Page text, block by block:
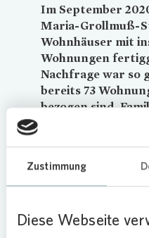
Zustimmung
Diese Webseite
Im September
Maria-Grollmuß-
Wohnhäuser mit
Wohnungen
Nachfrage war so
bereits 73
bezogen sind.
Beitrag für
Wohnraum
50 der 99 Wohnungen
Zusammenarbeit mit